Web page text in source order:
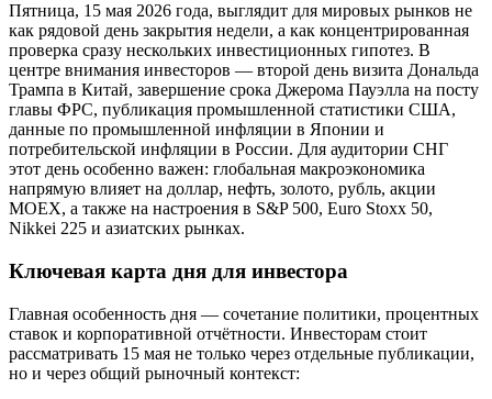
Пятница, 15 мая 2026 года, выглядит для мировых рынков не
как рядовой день закрытия недели, а как концентрированная
проверка сразу нескольких инвестиционных гипотез. В
центре внимания инвесторов — второй день визита Дональда
Трампа в Китай, завершение срока Джерома Пауэлла на посту
главы ФРС, публикация промышленной статистики США,
данные по промышленной инфляции в Японии и
потребительской инфляции в России. Для аудитории СНГ
этот день особенно важен: глобальная макроэкономика
напрямую влияет на доллар, нефть, золото, рубль, акции
MOEX, а также на настроения в S&P 500, Euro Stoxx 50,
Nikkei 225 и азиатских рынках.
Ключевая карта дня для инвестора
Главная особенность дня — сочетание политики, процентных
ставок и корпоративной отчётности. Инвесторам стоит
рассматривать 15 мая не только через отдельные публикации,
но и через общий рыночный контекст: